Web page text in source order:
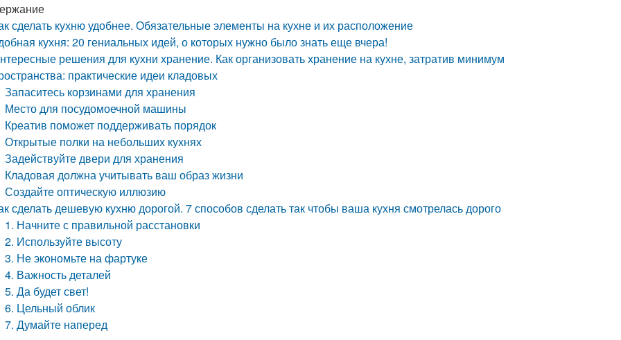
сделать кухню удобнее. Обязательные элементы на кухне и их расположение
кухня: 20 гениальных идей, о которых нужно было знать еще вчера!
решения для кухни хранение. Как организовать хранение на кухне, затратив минимум
практические идеи кладовых
Запаситесь корзинами для хранения
Место для посудомоечной машины
Креатив поможет поддерживать порядок
Открытые полки на небольших кухнях
Задействуйте двери для хранения
Кладовая должна учитывать ваш образ жизни
Создайте оптическую иллюзию
сделать дешевую кухню дорогой. 7 способов сделать так чтобы ваша кухня смотрелась дорого
1. Начните с правильной расстановки
2. Используйте высоту
3. Не экономьте на фартуке
4. Важность деталей
5. Да будет свет!
6. Цельный облик
7. Думайте наперед